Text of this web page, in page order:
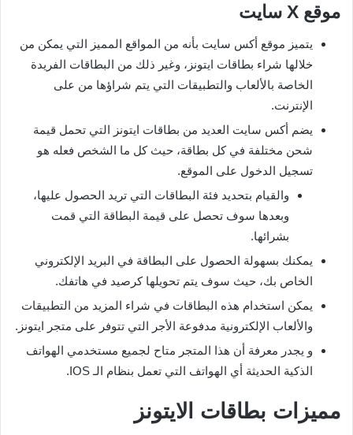
موقع X سايت
يتميز موقع أكس سايت بأنه من المواقع المميز التي يمكن من
خلالها شراء بطاقات ايتونز، وغير ذلك من البطاقات الفريدة
الخاصة بالألعاب والتطبيقات التي يتم شراؤها من على
الإنترنت.
يضم أكس سايت العديد من بطاقات ايتونز التي تحمل قيمة
شحن مختلفة في كل بطاقة، حيث كل ما الشخص فعله هو
تسجيل الدخول على الموقع.
والقيام بتحديد فئة البطاقات التي تريد الحصول عليها،
وبعدها سوف تحصل على قيمة البطاقة التي قمت
بشرائها.
يمكنك بسهولة الحصول على البطاقة في البريد الإلكتروني
الخاص بك، حيث سوف يتم تحويلها كرصيد في هاتفك.
يمكن استخدام هذه البطاقات في شراء المزيد من التطبيقات
والألعاب الإلكترونية مدفوعة الأجر التي تتوفر على متجر ايتونز.
و يجدر معرفة أن هذا المتجر متاح لجميع مستخدمي الهواتف
الذكية الحديثة أي الهواتف التي تعمل بنظام الـ IOS.
مميزات بطاقات الايتونز